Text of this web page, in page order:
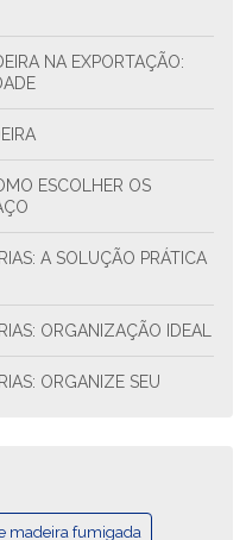
ORGANIZAÇÃO IDEAL
madeira fumigada